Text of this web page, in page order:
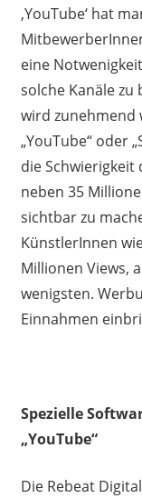
‚YouTube‘ hat
eine
solche Kanäle
wird zunehmend
„YouTube“ oder
die
neben 35
sichtbar zu
KünstlerInnen
Millionen Views,
wenigsten.
Einnahmen
Spezielle
„YouTube“
Die Rebeat